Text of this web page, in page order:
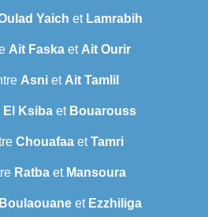
Yaich et Lamrabih
Ait Faska et Ait Ourir
Asni et Ait Tamlil
El Ksiba et Bouarouss
Chouafaa etTamri
Ratbaet Mansoura
Boulaouaneet Ezzhiliga